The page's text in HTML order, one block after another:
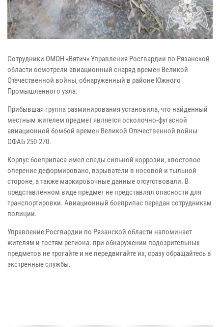
Сотрудники ОМОН «Вятич» Управления Росгвардии по Рязанской
области осмотрели авиационный снаряд времен Великой
Отечественной войны, обнаруженный в районе Южного
Промышленного узла.
Прибывшая группа разминирования установила, что найденный
местным жителем предмет является осколочно-фугасной
авиационной бомбой времен Великой Отечественной войны
ОФАБ 250-270.
Корпус боеприпаса имел следы сильной коррозии, хвостовое
оперение деформировано, взрыватели в носовой и тыльной
стороне, а также маркировочные данные отсутствовали. В
представленном виде предмет не представлял опасности для
транспортировки. Авиационный боеприпас передан сотрудникам
полиции.
Управление Росгвардии по Рязанской области напоминает
жителям и гостям региона: при обнаружении подозрительных
предметов не трогайте и не передвигайте их, сразу обращайтесь в
экстренные службы.